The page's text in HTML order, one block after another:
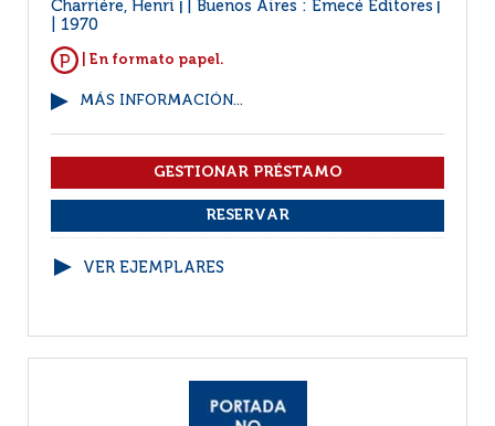
Charriére, Henri Buenos Aires : Emecé Editores
1970
| En formato papel.
MÁS INFORMACIÓN...
VER EJEMPLARES